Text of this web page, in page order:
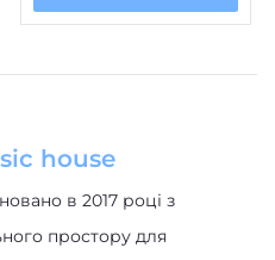
house
в 2017 році з
простору для